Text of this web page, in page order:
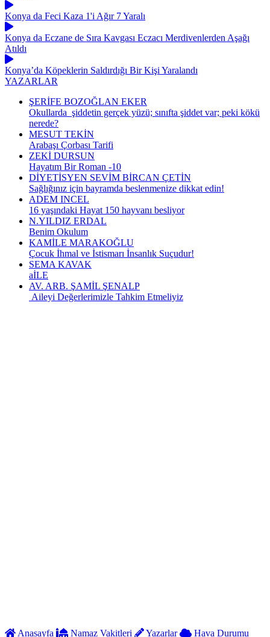
Konya da Feci Kaza 1'i Ağır 7 Yaralı
Konya da Eczane de Sıra Kavgası Eczacı Merdivenlerden Aşağı
Atıldı
Konya’da Köpeklerin Saldırdığı Bir Kişi Yaralandı
YAZARLAR
ŞERİFE BOZOĞLAN EKER
Okullarda şiddetin gerçek yüzü; sınıfta şiddet var; peki kökü
nerede?
MESUT TEKİN
Arabaşı Çorbası Tarifi
ZEKİ DURSUN
Hayatım Bir Roman -10
DİYETİSYEN SEVİM BİRCAN ÇETİN
Sağlığınız için bayramda beslenmenize dikkat edin!
ADEM INCEL
16 yaşındaki Hayat 150 hayvanı besliyor
N.YILDIZ ERDAL
Benim Okulum
KAMİLE MARAKOĞLU
Çocuk İhmal ve İstismarı İnsanlık Suçudur!
SEMA KAVAK
aİLE
AV. ARB. ŞAMİL ŞENALP
Aileyi Değerlerimizle Tahkim Etmeliyiz
Anasayfa Namaz Vakitleri Yazarlar Hava Durumu